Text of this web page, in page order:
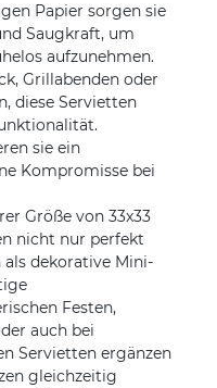
Papier sorgen sie
Saugkraft, um
aufzunehmen.
Grillabenden oder
diese Servietten
sie ein
Kompromisse bei
Größe von 33x33
nicht nur perfekt
dekorative Mini-
Festen,
auch bei
Servietten ergänzen
gleichzeitig